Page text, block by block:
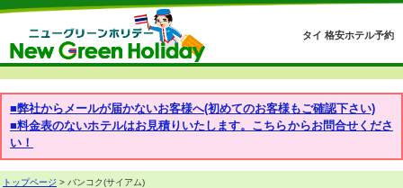
タイ 格安ホテル予約
■弊社からメールが届かないお客様へ(初めてのお客様もご確認下さい)
■料金表のないホテルはお見積りいたします。こちらからお問合せくださ
い！
トップページ > バンコク(サイアム)